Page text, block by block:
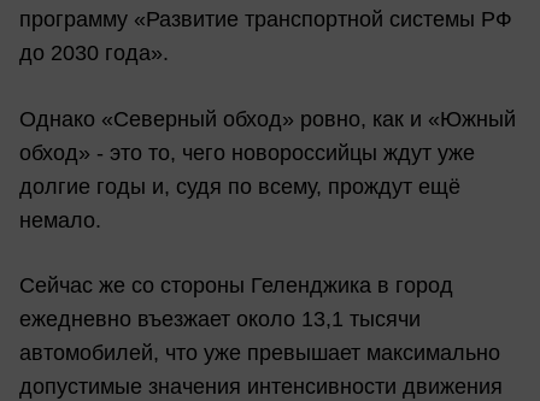
программу «Развитие транспортной системы РФ
до 2030 года».
Однако «Северный обход» ровно, как и «Южный
обход» - это то, чего новороссийцы ждут уже
долгие годы и, судя по всему, прождут ещё
немало.
Сейчас же со стороны Геленджика в город
ежедневно въезжает около 13,1 тысячи
автомобилей, что уже превышает максимально
допустимые значения интенсивности движения